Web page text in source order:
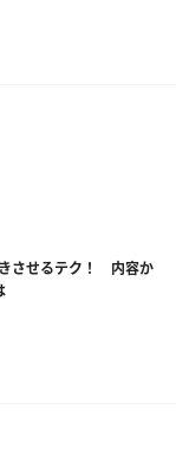
させるテク！ 内容か